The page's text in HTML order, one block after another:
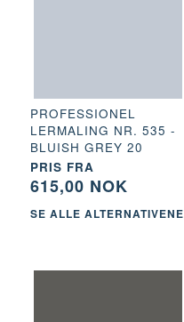
PROFESSIONEL
LERMALING NR. 535 -
BLUISH GREY 20
PRIS FRA
615,00 NOK
SE ALLE ALTERNATIVENE